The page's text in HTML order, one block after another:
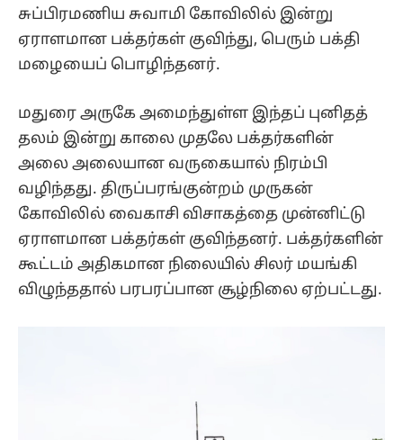
சுப்பிரமணிய சுவாமி கோவிலில் இன்று
ஏராளமான பக்தர்கள் குவிந்து, பெரும் பக்தி
மழையைப் பொழிந்தனர்.
மதுரை அருகே அமைந்துள்ள இந்தப் புனிதத்
தலம் இன்று காலை முதலே பக்தர்களின்
அலை அலையான வருகையால் நிரம்பி
வழிந்தது. திருப்பரங்குன்றம் முருகன்
கோவிலில் வைகாசி விசாகத்தை முன்னிட்டு
ஏராளமான பக்தர்கள் குவிந்தனர். பக்தர்களின்
கூட்டம் அதிகமான நிலையில் சிலர் மயங்கி
விழுந்ததால் பரபரப்பான சூழ்நிலை ஏற்பட்டது.